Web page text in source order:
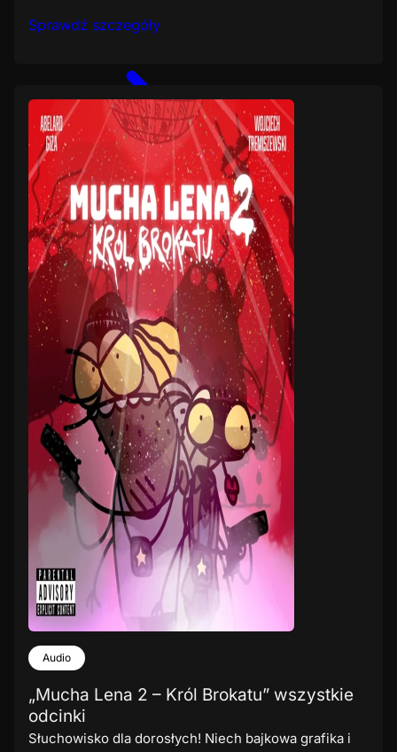
Sprawdź szczegóły
Audio
„Mucha Lena 2 – Król Brokatu” wszystkie
odcinki
Słuchowisko dla dorosłych! Niech bajkowa grafika i